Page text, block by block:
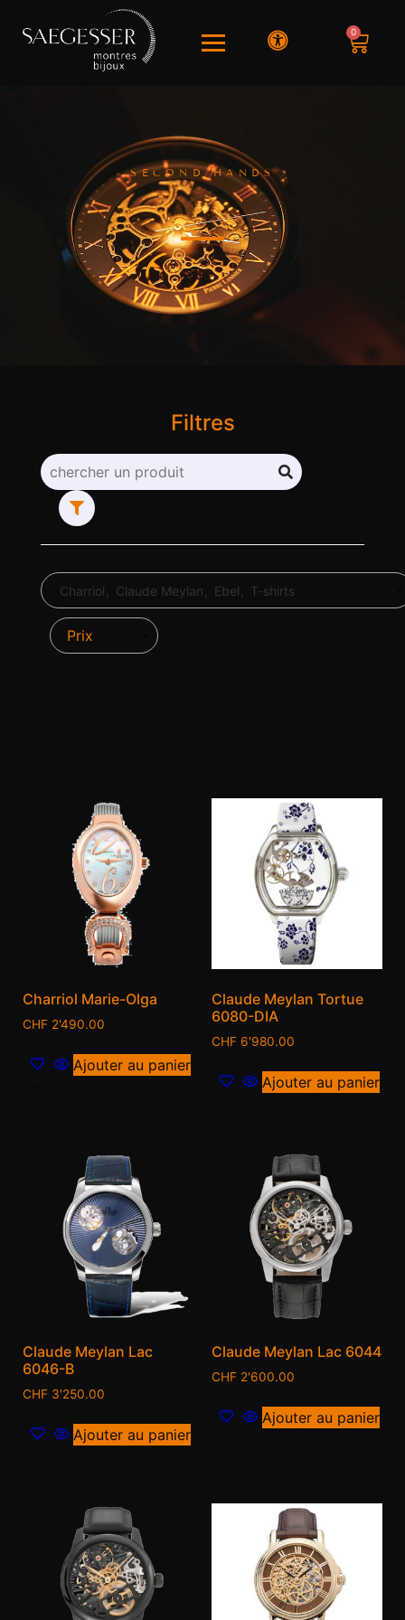
0
SECOND HANDS
Filtres
Charriol Claude Meylan Ebel T-shirts
Prix
Charriol Marie-Olga
CHF 2'490.00
Ajouter au panier
Claude Meylan Tortue
6080-DIA
CHF 6'980.00
Ajouter au panier
Claude Meylan Lac
6046-B
CHF 3'250.00
Ajouter au panier
Claude Meylan Lac 6044
CHF 2'600.00
Ajouter au panier